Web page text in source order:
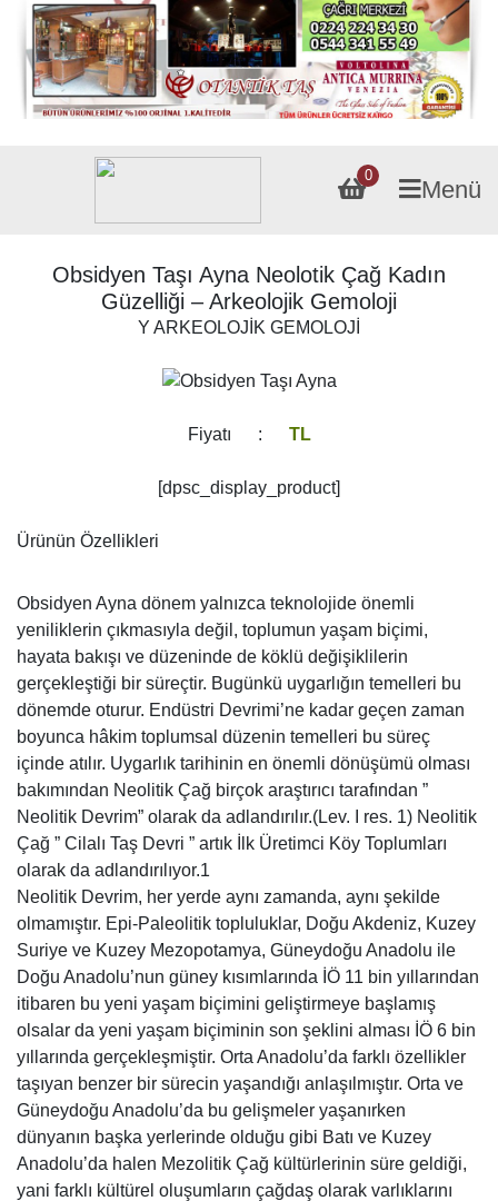
0
Menü
Obsidyen Taşı Ayna Neolotik Çağ Kadın
Güzelliği – Arkeolojik Gemoloji
Y ARKEOLOJİK GEMOLOJİ
Fiyatı : TL
[dpsc_display_product]
Ürünün Özellikleri
Obsidyen Ayna dönem yalnızca teknolojide önemli
yeniliklerin çıkmasıyla değil, toplumun yaşam biçimi,
hayata bakışı ve düzeninde de köklü değişiklilerin
gerçekleştiği bir süreçtir. Bugünkü uygarlığın temelleri bu
dönemde oturur. Endüstri Devrimi’ne kadar geçen zaman
boyunca hâkim toplumsal düzenin temelleri bu süreç
içinde atılır. Uygarlık tarihinin en önemli dönüşümü olması
bakımından Neolitik Çağ birçok araştırıcı tarafından ”
Neolitik Devrim” olarak da adlandırılır.(Lev. I res. 1) Neolitik
Çağ ” Cilalı Taş Devri ” artık İlk Üretimci Köy Toplumları
olarak da adlandırılıyor.1
Neolitik Devrim, her yerde aynı zamanda, aynı şekilde
olmamıştır. Epi-Paleolitik topluluklar, Doğu Akdeniz, Kuzey
Suriye ve Kuzey Mezopotamya, Güneydoğu Anadolu ile
Doğu Anadolu’nun güney kısımlarında İÖ 11 bin yıllarından
itibaren bu yeni yaşam biçimini geliştirmeye başlamış
olsalar da yeni yaşam biçiminin son şeklini alması İÖ 6 bin
yıllarında gerçekleşmiştir. Orta Anadolu’da farklı özellikler
taşıyan benzer bir sürecin yaşandığı anlaşılmıştır. Orta ve
Güneydoğu Anadolu’da bu gelişmeler yaşanırken
dünyanın başka yerlerinde olduğu gibi Batı ve Kuzey
Anadolu’da halen Mezolitik Çağ kültürlerinin süre geldiği,
yani farklı kültürel oluşumların çağdaş olarak varlıklarını